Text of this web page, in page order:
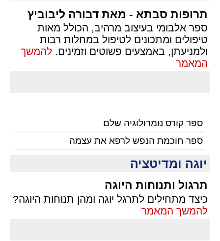
תרופות סבתא - מאת דבורה ליבוביץ
ספר אלבומי בעיצוב מרהיב, הכולל מאות
טיפולים ומתכונים לטיפול במחלות רבות
ולמניעתן, באמצעים פשוטים וזמינים. להמשך
המאמר
ספר קורס נומרולוגיה שלם
ספר חוכמת הנפש לרפא את עצמה
יוגה ומדיטציה
תרגול ותנוחות היוגה
כיצד מתחילים לתרגל יוגה ומהן תנוחות היוגה?
להמשך המאמר